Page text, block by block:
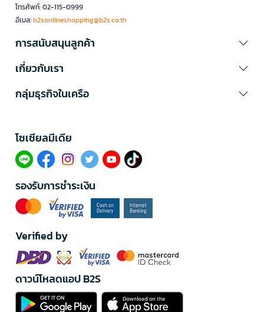
โทรศัพท์: 02-115-0999
อีเมล:b2sonlineshopping@b2s.co.th
การสนับสนุนลูกค้า
เกี่ยวกับเรา
กลุ่มธุรกิจในเครือ
โซเซียลมีเดีย​
รองรับการชำระเงิน
Verified by
ดาวน์โหลดแอป B2S